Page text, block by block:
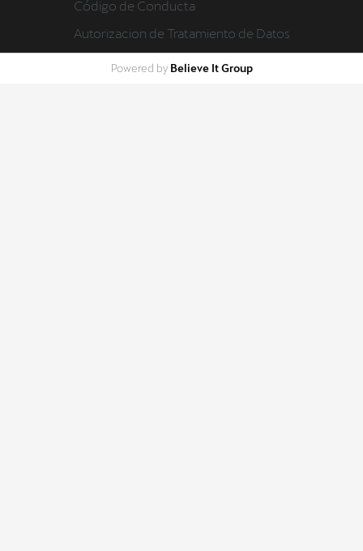
Código de Conducta
Autorizacion de Tratamiento de Datos
Powered by Believe It Group